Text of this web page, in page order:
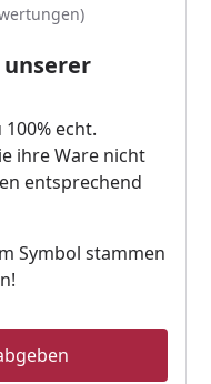
echt.
ihre Ware nicht
entsprechend
Symbol stammen